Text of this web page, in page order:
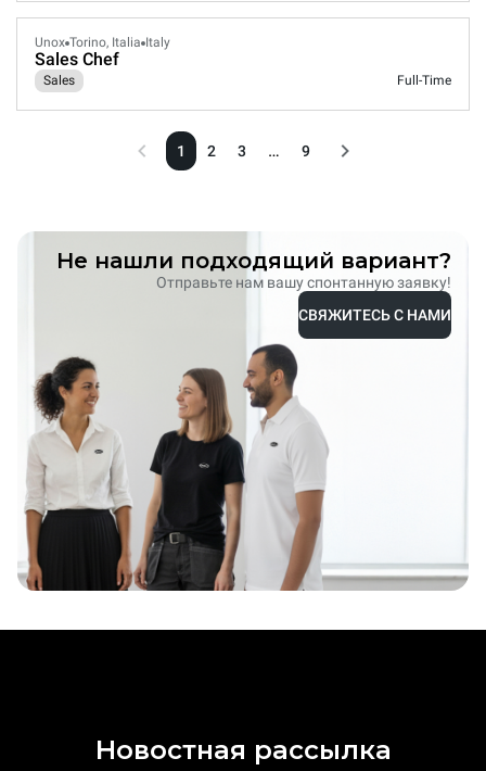
Unox Torino, Italia Italy
Sales Chef
Sales Full-Time
1 2 3 … 9
Не нашли подходящий вариант?
Отправьте нам вашу спонтанную заявку!
СВЯЖИТЕСЬ С НАМИ
Новостная рассылка